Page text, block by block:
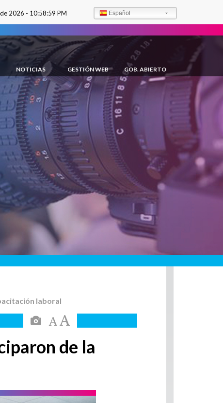
2026 - 10:59:01 PM Español
NOTICIAS GESTIÓN WEB GOB. ABIERTO
laboral
de la